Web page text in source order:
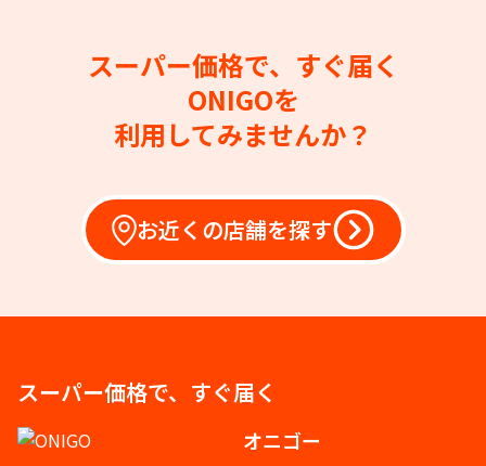
スーパー価格で、すぐ届く
ONIGOを
利用してみませんか？
お近くの店舗を探す
スーパー価格で、すぐ届く
オニゴー